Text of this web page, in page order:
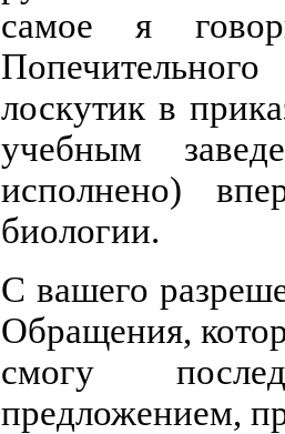
самое я
лоскутик в
учебным
исполнено)
биологии.
С вашего
Обращения,
смогу
предложением,